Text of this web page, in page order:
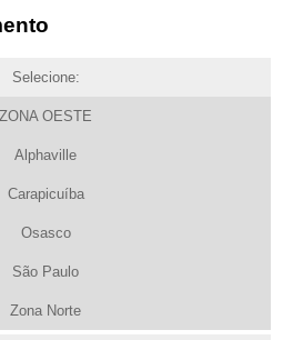
Selecione:
ZONA OESTE
Alphaville
Carapicuíba
Osasco
São Paulo
Zona Norte